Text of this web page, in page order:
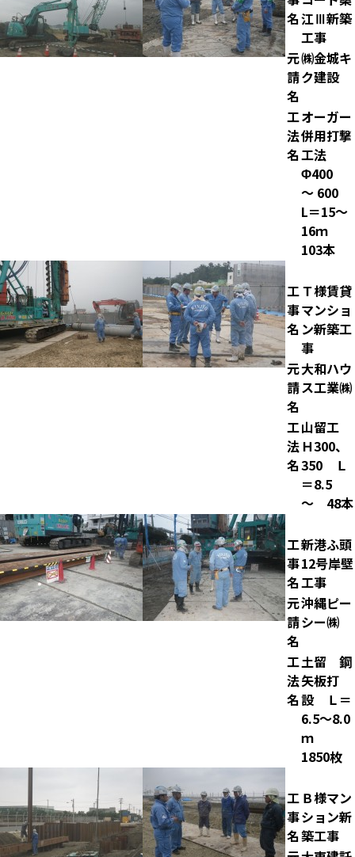
名江Ⅲ新築
工事
元
請
名
㈱金城キ
ク建設
工
法
名
オーガー
併用打撃
工法
Φ400
～ 600
L＝15～
16ｍ
103本
工
事
名
Ｔ様賃貸
マンショ
ン新築工
事
元
請
名
大和ハウ
ス工業㈱
工
法
名
山留工
Ｈ300、
350 Ｌ
＝8.5
～ 48本
工
事
名
新港ふ頭
12号岸壁
工事
元
請
名
沖縄ピー
シー㈱
工
法
名
土留 鋼
矢板打
設 Ｌ＝
6.5～8.0
ｍ
1850枚
工
事
名
Ｂ様マン
ション新
築工事